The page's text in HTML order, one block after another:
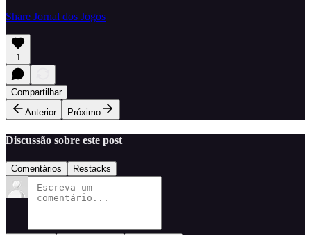
Share Jornal dos Jogos
1
Compartilhar
Anterior
Próximo
Discussão sobre este post
Comentários Restacks